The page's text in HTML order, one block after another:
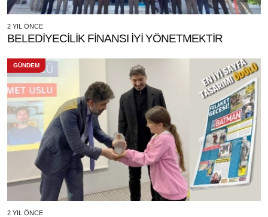
2 YIL ÖNCE
BELEDİYECİLİK FİNANSI İYİ YÖNETMEKTİR
GÜNDEM
2 YIL ÖNCE